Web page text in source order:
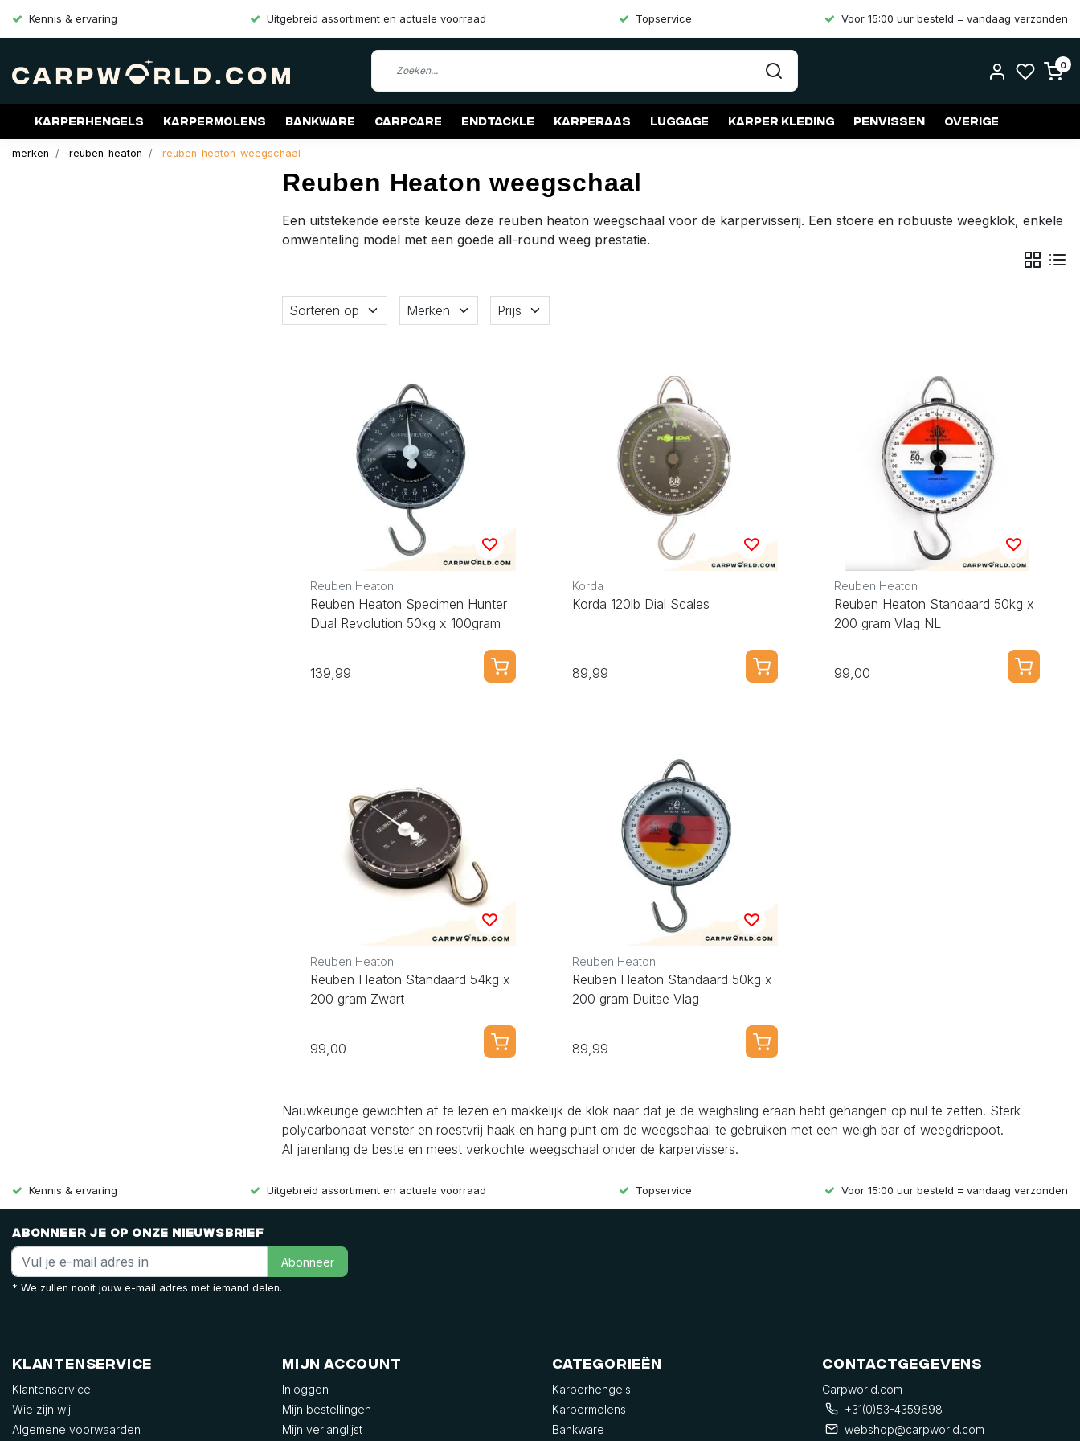
Kennis & ervaring Uitgebreid assortiment en actuele voorraad Topservice Voor 15:00 uur besteld = vandaag verzonden
0
Karperhengels Karpermolens Bankware Carpcare Endtackle Karperaas Luggage Karper kleding Penvissen Overige
Merken Aanbiedingen Gift Cards
merken reuben-heaton reuben-heaton-weegschaal
Reuben Heaton weegschaal
Een uitstekende eerste keuze deze reuben heaton weegschaal voor de karpervisserij. Een stoere en robuuste weegklok, enkele
omwenteling model met een goede all-round weeg prestatie.
Sorteren op Merken Prijs
Reuben Heaton
Reuben Heaton Specimen Hunter
Dual Revolution 50kg x 100gram
139,99
Korda
Korda 120lb Dial Scales
89,99
Reuben Heaton
Reuben Heaton Standaard 50kg x
200 gram Vlag NL
99,00
Reuben Heaton
Reuben Heaton Standaard 54kg x
200 gram Zwart
99,00
Reuben Heaton
Reuben Heaton Standaard 50kg x
200 gram Duitse Vlag
89,99
Nauwkeurige gewichten af te lezen en makkelijk de klok naar dat je de weighsling eraan hebt gehangen op nul te zetten. Sterk
polycarbonaat venster en roestvrij haak en hang punt om de weegschaal te gebruiken met een weigh bar of weegdriepoot.
Al jarenlang de beste en meest verkochte weegschaal onder de karpervissers.
Kennis & ervaring Uitgebreid assortiment en actuele voorraad Topservice Voor 15:00 uur besteld = vandaag verzonden
Abonneer je op onze nieuwsbrief
Abonneer
* We zullen nooit jouw e-mail adres met iemand delen.
Klantenservice
Klantenservice
Wie zijn wij
Algemene voorwaarden
Mijn account
Inloggen
Mijn bestellingen
Mijn verlanglijst
Categorieën
Karperhengels
Karpermolens
Bankware
Contactgegevens
Carpworld.com
+31(0)53-4359698
webshop@carpworld.com